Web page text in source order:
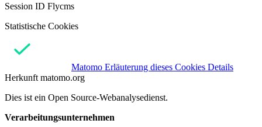
Session ID Flycms
Statistische Cookies
Matomo Erläuterung dieses Cookies Details
Herkunft matomo.org
Dies ist ein Open Source-Webanalysedienst.
Verarbeitungsunternehmen